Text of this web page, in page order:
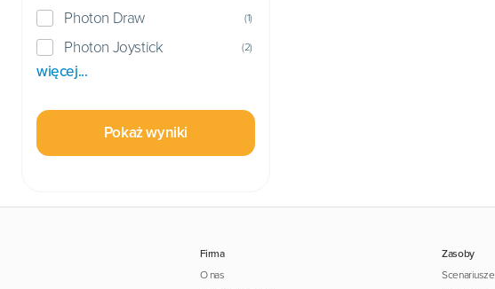
Photon Draw (1)
Photon Joystick (2)
więcej...
Pokaż wyniki
Firma
O nas
Zasoby
Scenariusze